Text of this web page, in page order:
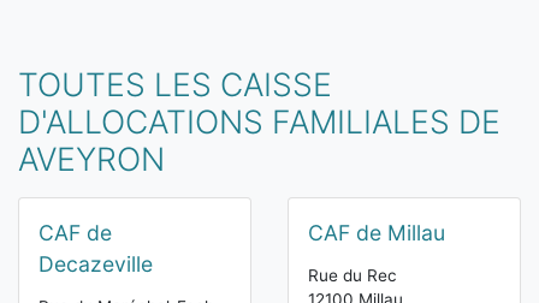
TOUTES LES CAISSE
D'ALLOCATIONS FAMILIALES DE
AVEYRON
CAF de
Decazeville
CAF de Millau
Rue du Rec